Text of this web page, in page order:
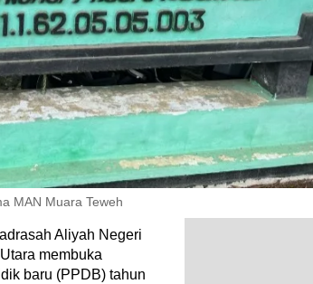
MAN Muara Teweh
Aliyah Negeri
membuka
baru (PPDB) tahun